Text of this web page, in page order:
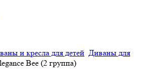
и кресла для детей Диваны для
Bee (2 группа)